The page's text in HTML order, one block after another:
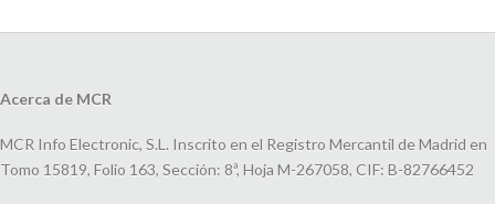
Acerca de MCR
MCR Info Electronic, S.L. Inscrito en el Registro Mercantil de Madrid en
Tomo 15819, Folio 163, Sección: 8ª, Hoja M-267058, CIF: B-82766452